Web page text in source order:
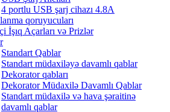
4 portlu USB şarj cihazı 4.8A
qoruyucuları
İşıq Açarları və Prizlər
Standart Qablar
Standart müdaxiləyə davamlı qablar
Dekorator qabları
Dekorator Müdaxilə Davamlı Qablar
Standart müdaxilə və hava şəraitinə
davamlı qablar